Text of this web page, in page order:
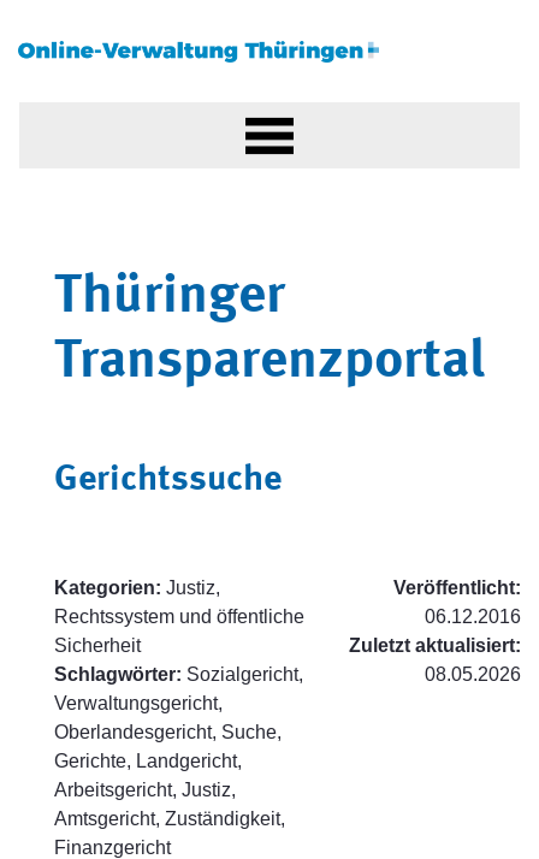
Thüringer
Transparenzportal
Gerichtssuche
Kategorien: Justiz,
Rechtssystem und öffentliche
Sicherheit
Schlagwörter: Sozialgericht,
Verwaltungsgericht,
Oberlandesgericht, Suche,
Gerichte, Landgericht,
Arbeitsgericht, Justiz,
Amtsgericht, Zuständigkeit,
Finanzgericht
Veröffentlicht:
06.12.2016
Zuletzt aktualisiert:
08.05.2026